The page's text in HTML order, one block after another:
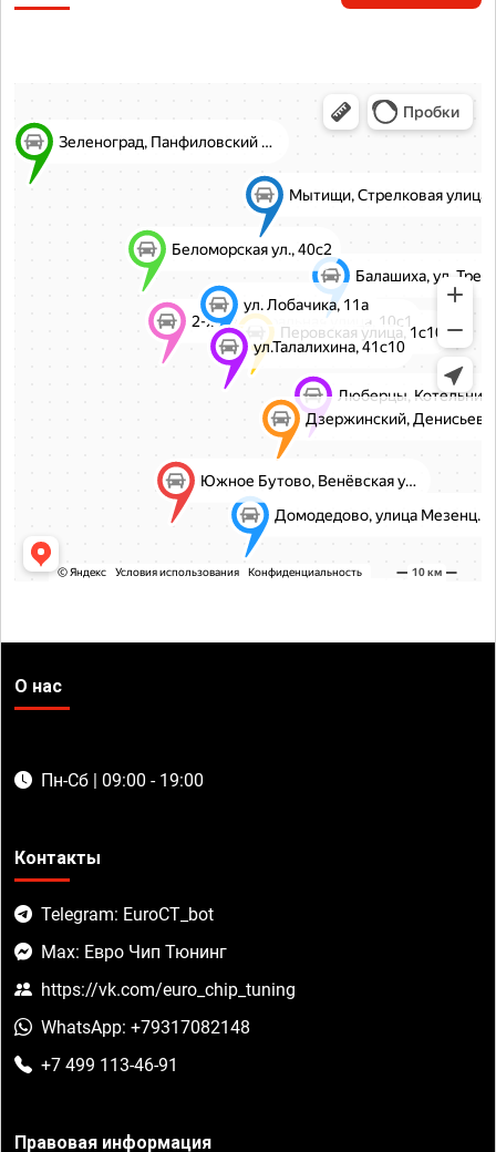
О нас
Пн-Сб | 09:00 - 19:00
Контакты
Telegram: EuroCT_bot
Max: Евро Чип Тюнинг
https://vk.com/euro_chip_tuning
WhatsApp: +79317082148
+7 499 113-46-91
Правовая информация